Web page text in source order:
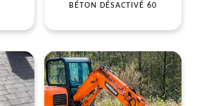
BÉTON DÉSACTIVÉ 60